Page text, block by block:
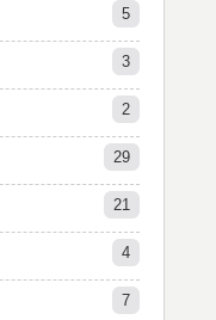
5
3
2
29
21
4
7